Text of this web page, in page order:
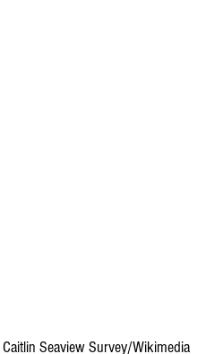
Caitlin Seaview Survey/Wikimedia